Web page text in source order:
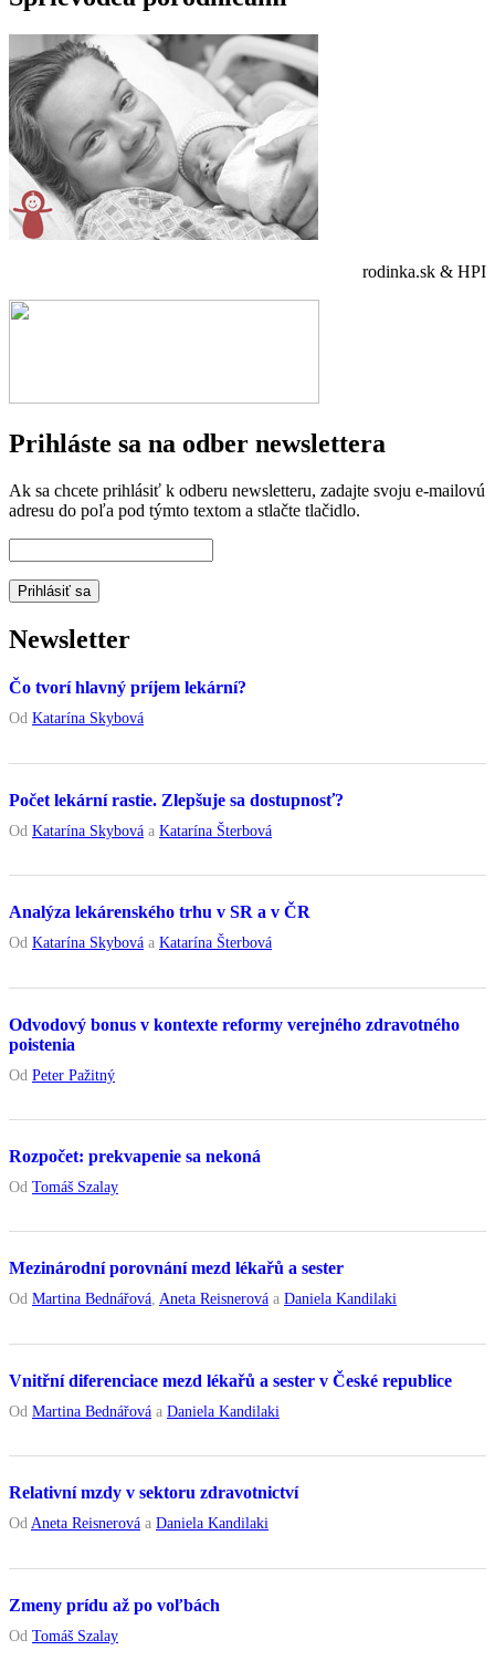
rodinka.sk & HPI
Prihláste sa na odber newslettera
Ak sa chcete prihlásiť k odberu newsletteru, zadajte svoju e-mailovú
adresu do poľa pod týmto textom a stlačte tlačidlo.
Newsletter
Čo tvorí hlavný príjem lekární?
Od Katarína Skybová
Počet lekární rastie. Zlepšuje sa dostupnosť?
Od Katarína Skybová a Katarína Šterbová
Analýza lekárenského trhu v SR a v ČR
Od Katarína Skybová a Katarína Šterbová
Odvodový bonus v kontexte reformy verejného zdravotného
poistenia
Od Peter Pažitný
Rozpočet: prekvapenie sa nekoná
Od Tomáš Szalay
Mezinárodní porovnání mezd lékařů a sester
Od Martina Bednářová, Aneta Reisnerová a Daniela Kandilaki
Vnitřní diferenciace mezd lékařů a sester v České republice
Od Martina Bednářová a Daniela Kandilaki
Relativní mzdy v sektoru zdravotnictví
OdAneta Reisnerová a Daniela Kandilaki
Zmeny prídu až po voľbách
Od Tomáš Szalay